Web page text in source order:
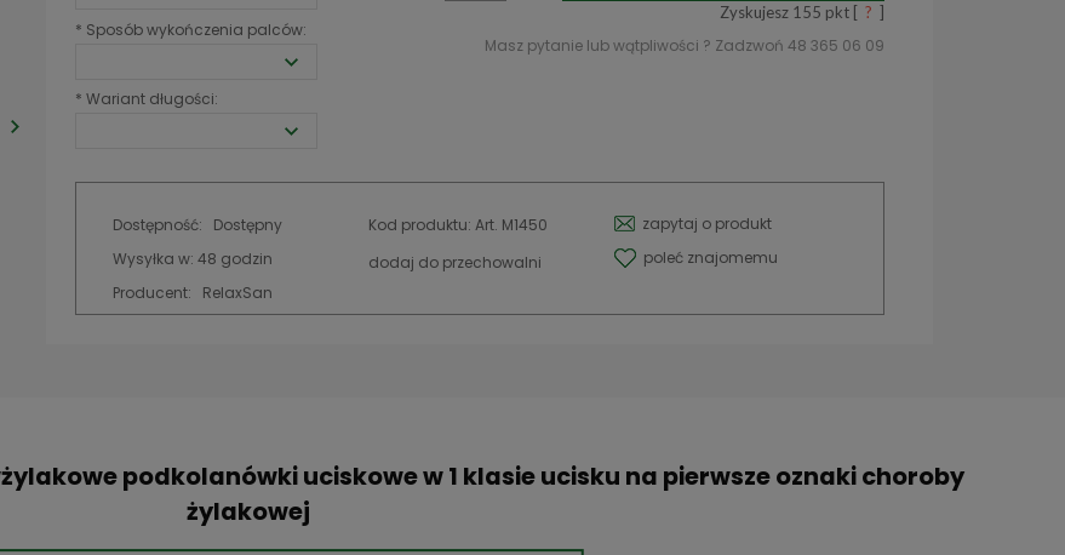
* Sposób wykończenia palców:
* Wariant długości:
Zyskujesz 155 pkt [ ? ]
Masz pytanie lub wątpliwości ? Zadzwoń 48 365 06 09
Dostępność:
Dostępny
Wysyłka w: 48 godzin
Producent:
RelaxSan
Kod produktu: Art. M1450
dodaj do przechowalni
zapytaj o produkt
poleć znajomemu
podkolanówki uciskowe w 1 klasie ucisku na pierwsze oznaki choroby
żylakowej